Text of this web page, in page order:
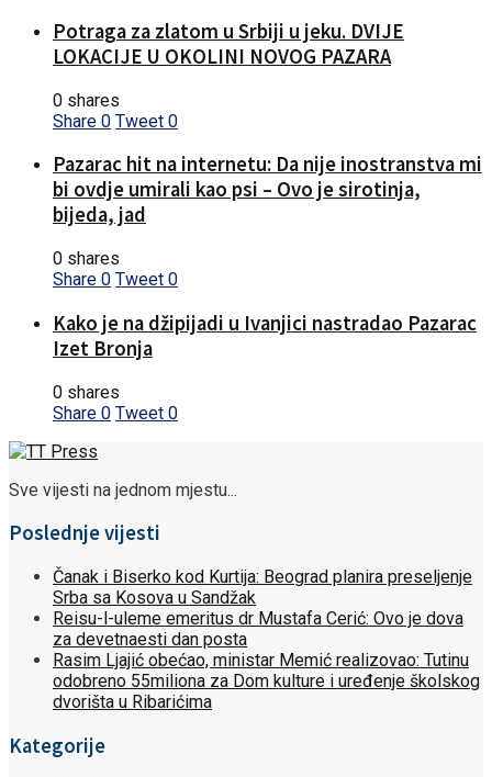
Potraga za zlatom u Srbiji u jeku. DVIJE
LOKACIJE U OKOLINI NOVOG PAZARA
0 shares
Share 0 Tweet 0
Pazarac hit na internetu: Da nije inostranstva mi
bi ovdje umirali kao psi – Ovo je sirotinja,
bijeda, jad
0 shares
Share 0 Tweet 0
Kako je na džipijadi u Ivanjici nastradao Pazarac
Izet Bronja
0 shares
Share 0 Tweet 0
Sve vijesti na jednom mjestu...
Poslednje vijesti
Čanak i Biserko kod Kurtija: Beograd planira preseljenje
Srba sa Kosova u Sandžak
Reisu-l-uleme emeritus dr Mustafa Cerić: Ovo je dova
za devetnaesti dan posta
Rasim Ljajić obećao, ministar Memić realizovao: Tutinu
odobreno 55miliona za Dom kulture i uređenje školskog
dvorišta u Ribarićima
Kategorije